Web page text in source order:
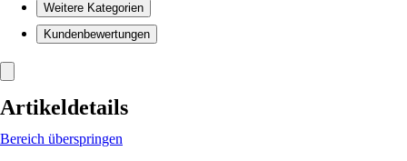
Weitere Kategorien
Kundenbewertungen
Artikeldetails
Bereich überspringen